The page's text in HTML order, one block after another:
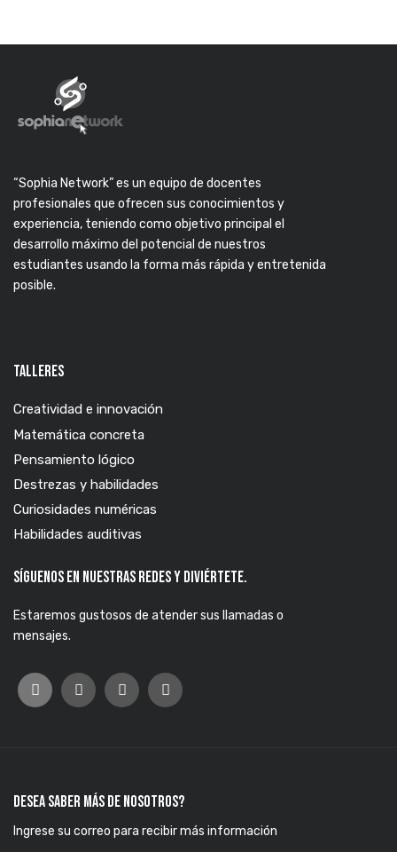
“Sophia Network” es un equipo de docentes
profesionales que ofrecen sus conocimientos y
experiencia, teniendo como objetivo principal el
desarrollo máximo del potencial de nuestros
estudiantes usando la forma más rápida y entretenida
posible.
TALLERES
Creatividad e innovación
Matemática concreta
Pensamiento lógico
Destrezas y habilidades
Curiosidades numéricas
Habilidades auditivas
Síguenos en nuestras redes y diviértete.
Estaremos gustosos de atender sus llamadas o
mensajes.
Desea saber más de nosotros?
Ingrese su correo para recibir más información